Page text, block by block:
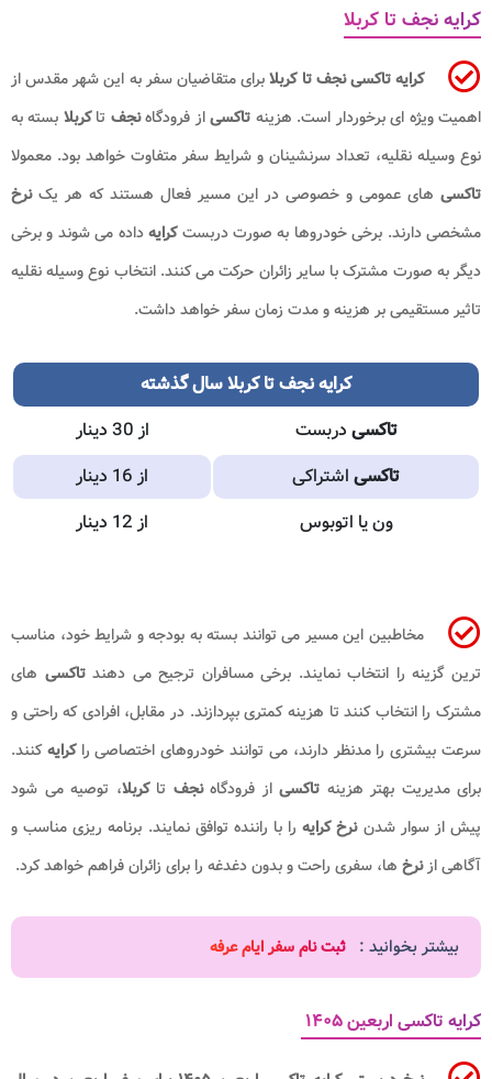
کرایه نجف تا کربلا
کرایه تاکسی نجف تا کربلابرای متقاضیان سفر به این شهر مقدس از
اهمیت ویژه ای برخوردار است. هزینه تاکسیاز فرودگاهنجف تاکربلا بسته به
نوع وسیله نقلیه، تعداد سرنشینان و شرایط سفر متفاوت خواهد بود. معمولا
تاکسی های عمومی و خصوصی در این مسیر فعال هستند که هر یکنرخ
مشخصی دارند. برخی خودروها به صورت دربستکرایهداده می شوند و برخی
دیگر به صورت مشترک با سایر زائران حرکت می کنند. انتخاب نوع وسیله نقلیه
تاثیر مستقیمی بر هزینه و مدت زمان سفر خواهد داشت.
کرایه نجف تا کربلا سال گذشته
تاکسی دربست
از 30 دینار
تاکسی اشتراکی
از 16 دینار
ون یا اتوبوس
از 12 دینار
مخاطبین این مسیر می توانند بسته به بودجه و شرایط خود، مناسب
ترین گزینه را انتخاب نمایند. برخی مسافران ترجیح می دهندتاکسی های
مشترک را انتخاب کنند تا هزینه کمتری بپردازند. در مقابل، افرادی که راحتی و
سرعت بیشتری را مدنظر دارند، می توانند خودروهای اختصاصی راکرایهکنند.
برای مدیریت بهتر هزینه تاکسیاز فرودگاهنجف تاکربلا، توصیه می شود
پیش از سوار شدننرخ کرایه را با راننده توافق نمایند. برنامه ریزی مناسب و
آگاهی ازنرخ ها، سفری راحت و بدون دغدغه را برای زائران فراهم خواهد کرد.
بیشتر بخوانید : ثبت نام سفر ایام عرفه
کرایه تاکسی اربعین ۱۴۰۵